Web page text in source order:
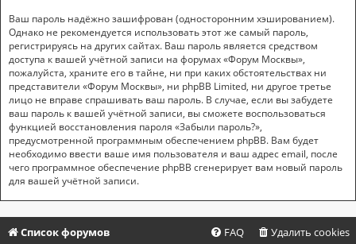
Ваш пароль надёжно зашифрован (односторонним хэшированием).
Однако не рекомендуется использовать этот же самый пароль,
регистрируясь на других сайтах. Ваш пароль является средством
доступа к вашей учётной записи на форумах «Форум Москвы»,
пожалуйста, храните его в тайне, ни при каких обстоятельствах ни
представители «Форум Москвы», ни phpBB Limited, ни другое третье
лицо не вправе спрашивать ваш пароль. В случае, если вы забудете
ваш пароль к вашей учётной записи, вы сможете воспользоваться
функцией восстановления пароля «Забыли пароль?»,
предусмотренной программным обеспечением phpBB. Вам будет
необходимо ввести ваше имя пользователя и ваш адрес email, после
чего программное обеспечение phpBB сгенерирует вам новый пароль
для вашей учётной записи.
Список форумов Удалить cookies
FAQ